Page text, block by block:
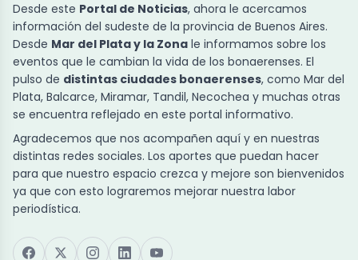
Desde este Portal de Noticias, ahora le acercamos
información del sudeste de la provincia de Buenos Aires.
Desde Mar del Plata y la Zona le informamos sobre los
eventos que le cambian la vida de los bonaerenses. El
pulso de distintas ciudades bonaerenses, como Mar del
Plata, Balcarce, Miramar, Tandil, Necochea y muchas otras
se encuentra reflejado en este portal informativo.
Agradecemos que nos acompañen aquí y en nuestras
distintas redes sociales. Los aportes que puedan hacer
para que nuestro espacio crezca y mejore son bienvenidos
ya que con esto lograremos mejorar nuestra labor
periodística.